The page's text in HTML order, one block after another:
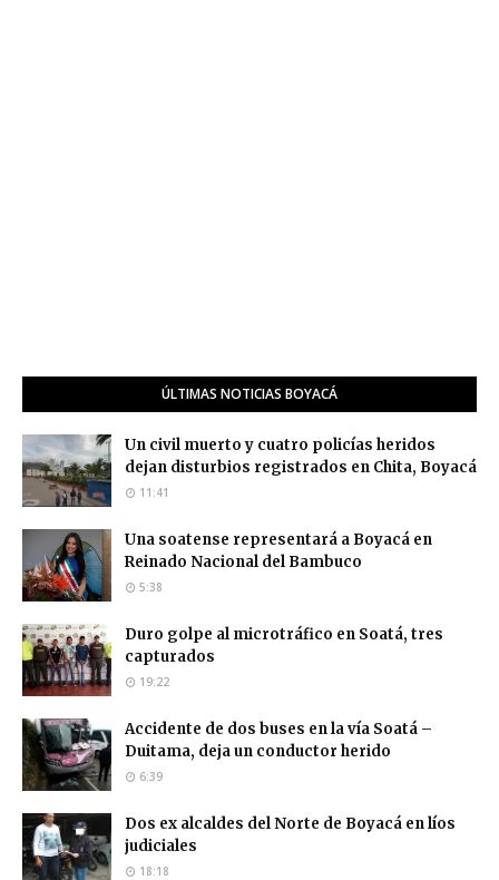
ÚLTIMAS NOTICIAS BOYACÁ
Un civil muerto y cuatro policías heridos
dejan disturbios registrados en Chita, Boyacá
11:41
Una soatense representará a Boyacá en
Reinado Nacional del Bambuco
5:38
Duro golpe al microtráfico en Soatá, tres
capturados
19:22
Accidente de dos buses en la vía Soatá –
Duitama, deja un conductor herido
6:39
Dos ex alcaldes del Norte de Boyacá en líos
judiciales
18:18